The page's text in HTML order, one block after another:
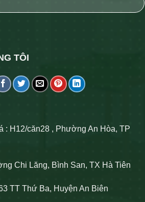
TÔI
: H12/căn28 , Phường An Hòa, TP
Chi Lăng, Bình San, TX Hà Tiên
TT Thứ Ba, Huyện An Biên